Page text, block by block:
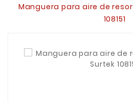
Manguera para aire de
108151